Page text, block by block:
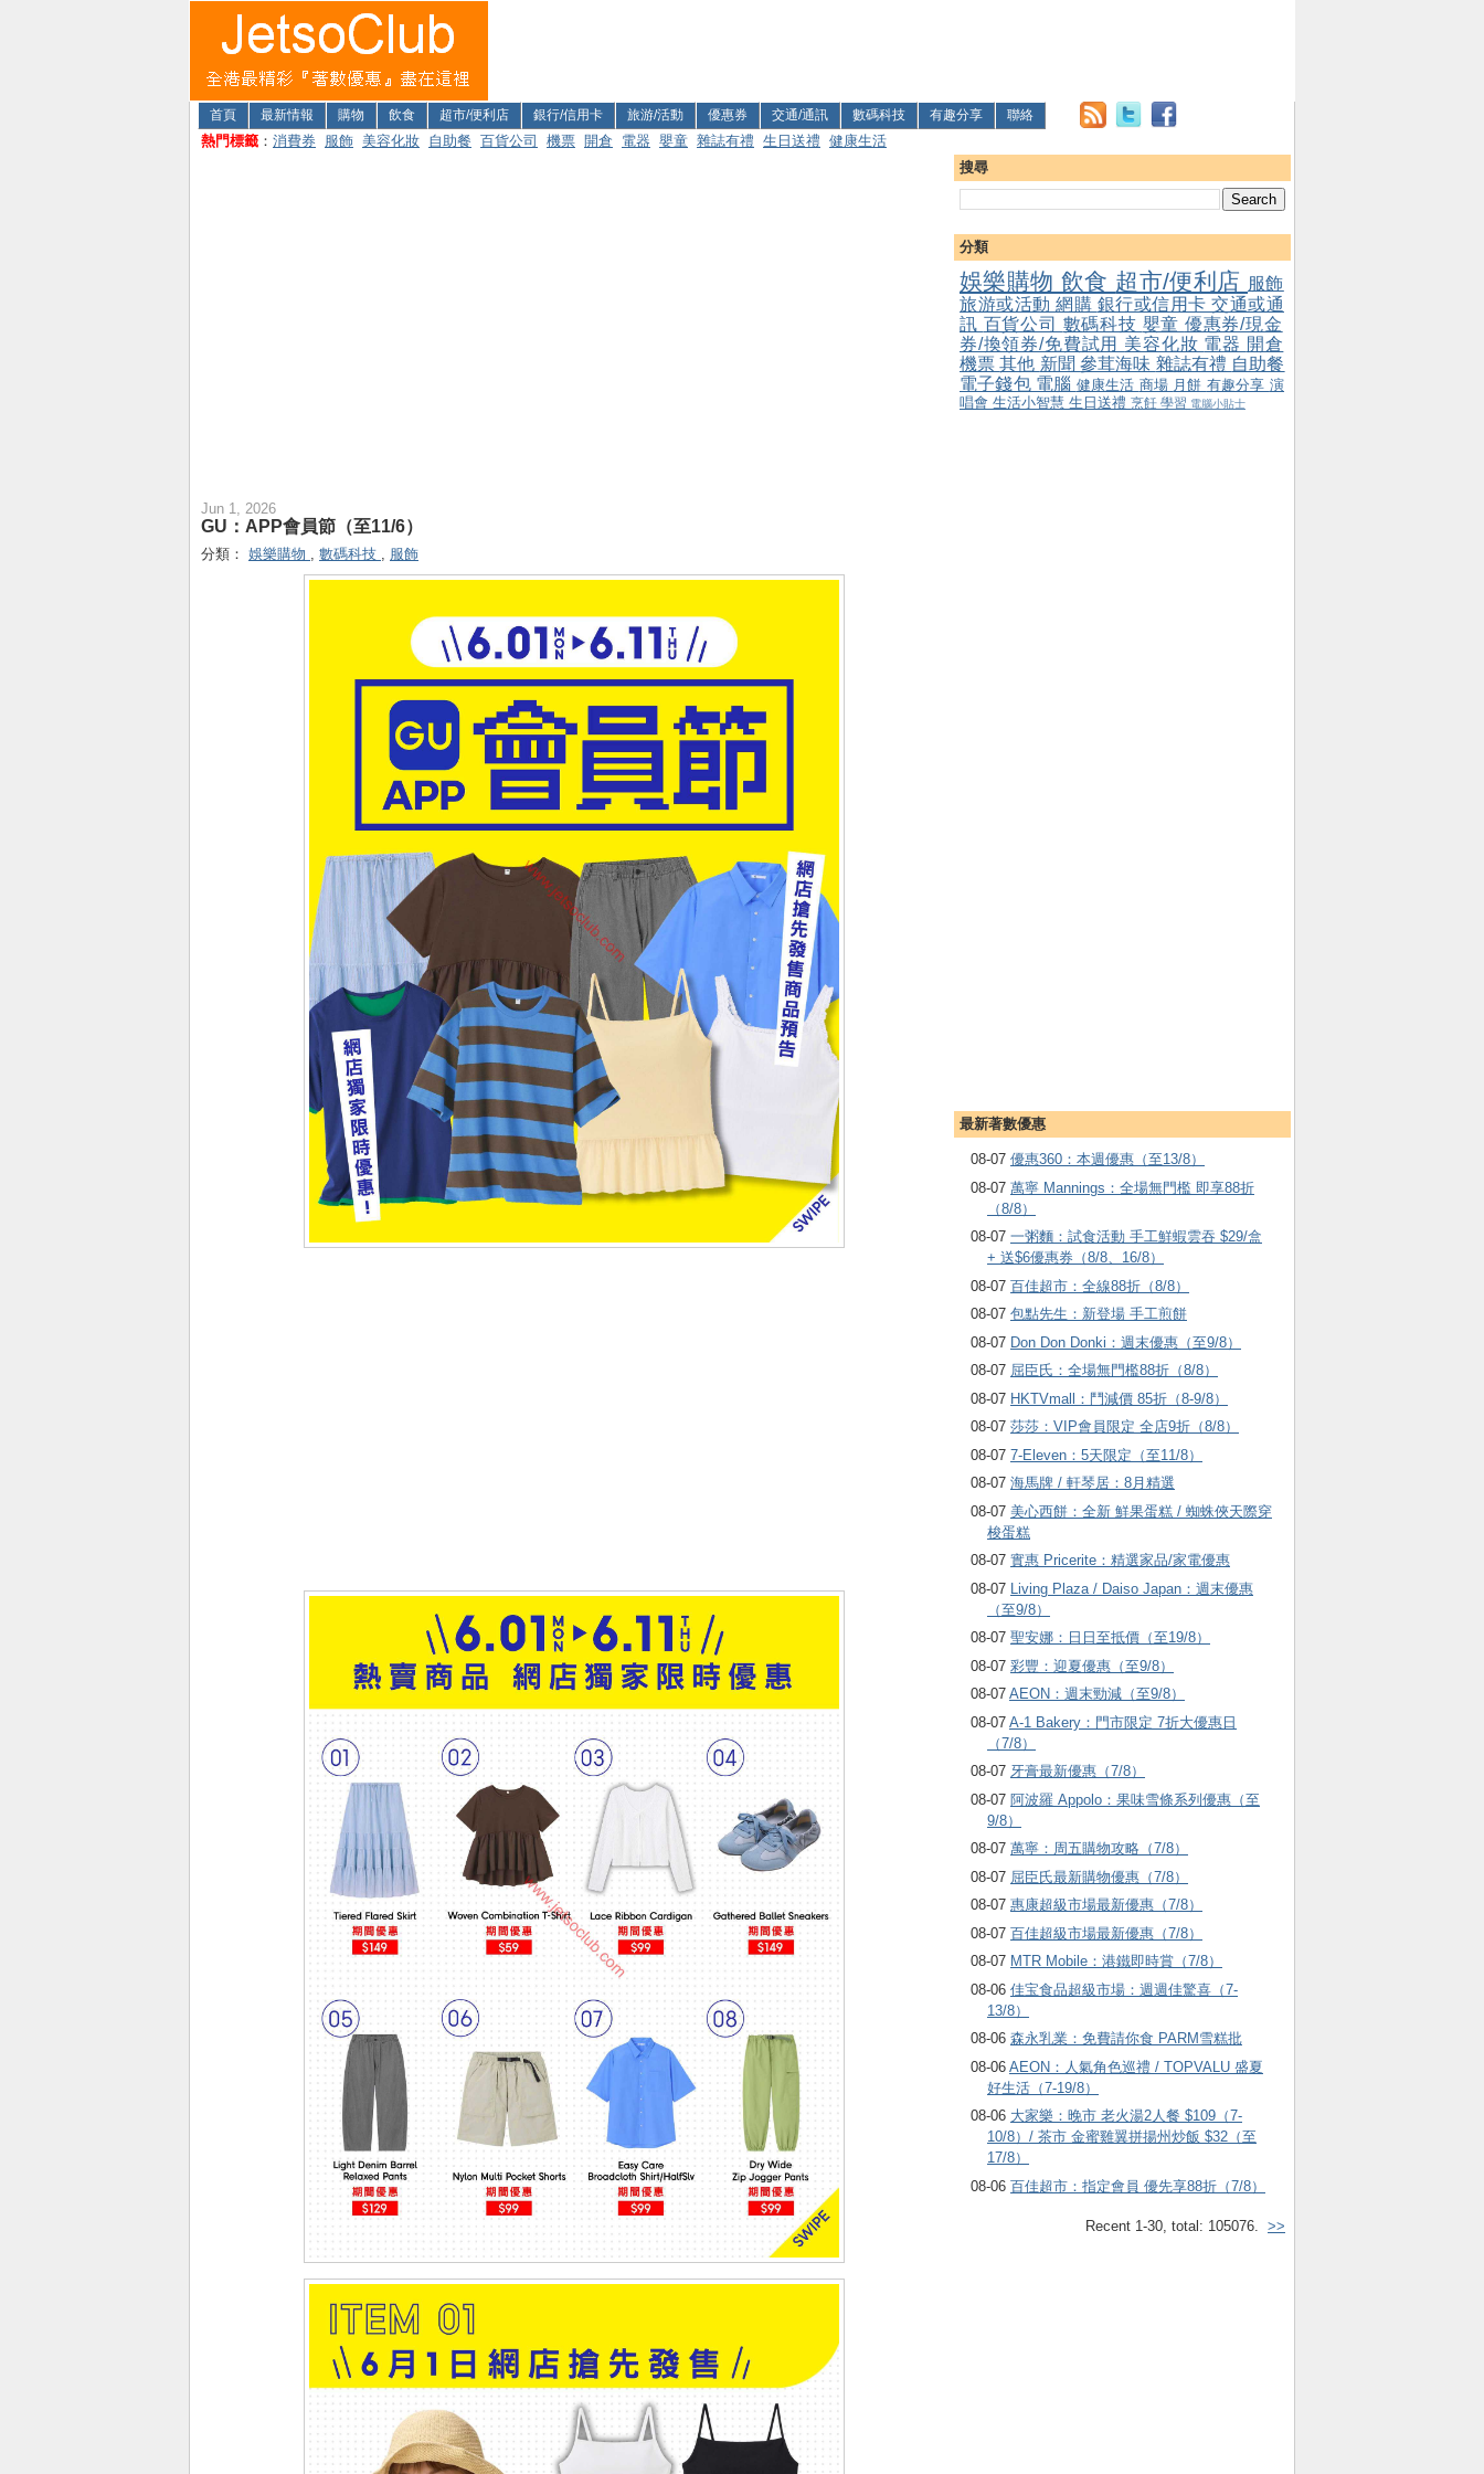
首頁 最新情報 購物 飲食 超市/便利店 銀行/信用卡 旅游/活動 優惠券 交通/通訊 數碼科技 有趣分享 聯絡
熱門標籤 ： 消費券 服飾 美容化妝 自助餐 百貨公司 機票 開倉 電器 嬰童 雜誌有禮 生日送禮 健康生活
搜尋
分類
娛樂購物 飲食 超市/便利店 服飾
旅游或活動 網購 銀行或信用卡 交通或通
訊 百貨公司 數碼科技 嬰童 優惠券/現金
券/換領券/免費試用 美容化妝 電器 開倉
機票其他 新聞參茸海味 雜誌有禮 自助餐
電子錢包 電腦 健康生活 商場 月餅 有趣分享 演
唱會 生活小智慧 生日送禮 烹飪 學習 電腦小貼士
最新著數優惠
08-07 優惠360：本週優惠（至13/8）
08-07 萬寧 Mannings：全場無門檻 即享88折
（8/8）
08-07 一粥麵：試食活動 手工鮮蝦雲吞 $29/盒
+ 送$6優惠券（8/8、16/8）
08-07 百佳超市：全線88折（8/8）
08-07 包點先生：新登場 手工煎餅
08-07 Don Don Donki：週末優惠（至9/8）
08-07 屈臣氏：全場無門檻88折（8/8）
08-07 HKTVmall ：鬥減價 85折（8-9/8）
08-07 莎莎：VIP會員限定 全店9折（8/8）
08-07 7-Eleven：5天限定（至11/8）
08-07 海馬牌 / 軒琴居：8月精選
08-07 美心西餅：全新 鮮果蛋糕 / 蜘蛛俠天際穿
梭蛋糕
08-07 實惠 Pricerite：精選家品/家電優惠
08-07
Living Plaza / Daiso Japan：週末優惠
（至9/8）
08-07 聖安娜：日日至抵價（至19/8）
08-07 彩豐：迎夏優惠（至9/8）
08-07 AEON：週末勁減（至9/8）
08-07 A-1 Bakery：門市限定 7折大優惠日
（7/8）
08-07 牙膏最新優惠（7/8）
08-07 阿波羅 Appolo：果味雪條系列優惠（至
9/8）
08-07 萬寧：周五購物攻略（7/8）
08-07 屈臣氏最新購物優惠（7/8）
08-07 惠康超級市場最新優惠（7/8）
08-07 百佳超級市場最新優惠（7/8）
08-07 MTR Mobile：港鐵即時賞（7/8）
08-06 佳宝食品超級市場：週週佳驚喜（7-
13/8）
08-06 森永乳業：免費請你食 PARM雪糕批
08-06 AEON：人氣角色巡禮 / TOPVALU 盛夏
好生活（7-19/8）
08-06 大家樂：晚市 老火湯2人餐 $109（7-
10/8）/ 茶市 金蜜雞翼拼揚州炒飯 $32（至
17/8）
08-06 百佳超市：指定會員 優先享88折（7/8）
Recent 1-30, total: 105076. >>
Jun 1, 2026
GU：APP會員節（至11/6）
分類： 娛樂購物 , 數碼科技 , 服飾